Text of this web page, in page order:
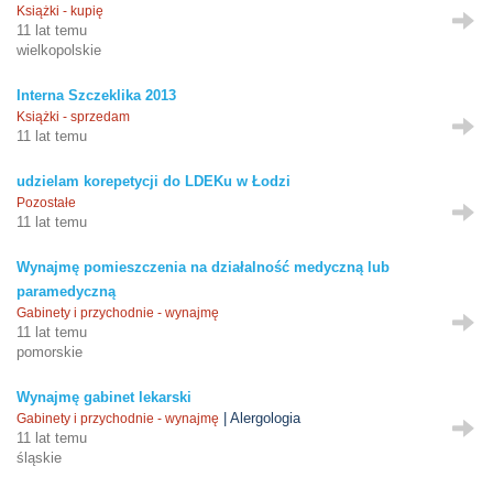
Książki - kupię
11 lat temu
wielkopolskie
Interna Szczeklika 2013
Książki - sprzedam
11 lat temu
udzielam korepetycji do LDEKu w Łodzi
Pozostałe
11 lat temu
Wynajmę pomieszczenia na działalność medyczną lub
paramedyczną
Gabinety i przychodnie - wynajmę
11 lat temu
pomorskie
Wynajmę gabinet lekarski
Gabinety i przychodnie - wynajmę
| Alergologia
11 lat temu
śląskie